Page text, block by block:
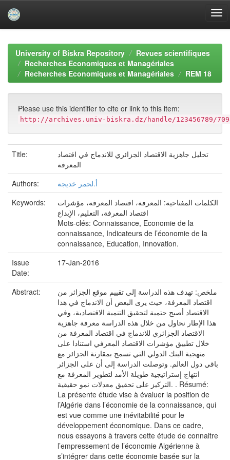
navigationUniversity of Biskra Repository
Revues scientifiques
Recherches Economiques et Managériales
Recherches Economiques et Managériales
REM 18
Please use this identifier to cite or link to this item:
http://archives.univ-biskra.dz/handle/123456789/
Title:
تحليل جاهزية الاقتصاد الجزائري للاندماج في اقتصاد
المعرفة
Authors:
أ.لحمر خديجة
Keywords:
الكلمات المفتاحية: المعرفة، اقتصاد المعرفة، مؤشرات
اقتصاد المعرفة، التعليم، الإبداع
Mots-clés: Connaissance, Economie de la
connaissance, Indicateurs de l’économie de la
connaissance, Education, Innovation.
Issue
Date:
17-Jan-2016
Abstract:
ملخص: تهدف هذه الدراسة إلى تقييم موقع الجزائر من
اقتصاد المعرفة، حيث يرى البعض أن الاندماج في هذا
الاقتصاد أصبح حتمية لتحقيق التنمية الاقتصادية، وفي
هذا الإطار نحاول من خلال هذه الدراسة معرفة جاهزية
الاقتصاد الجزائري للاندماج في اقتصاد المعرفة من
خلال تطبيق مؤشرات الاقتصاد المعرفي استنادا على
منهجية البنك الدولي التي تسمح بمقارنة الجزائر مع
باقي دول العالم. وتوصلت الدراسة إلى أن على الجزائر
انتهاج إستراتيجية طويلة الأمد لتطوير المعرفة مع
التركيز على تحقيق معدلات نمو حقيقية. . Résumé:
La présente étude vise à évaluer la position de
l’Algérie dans l’économie de la connaissance, qui
est vue comme une inévitabilité pour le
développement économique. Dans ce cadre,
nous essayons à travers cette étude de connaitre
l’empressement de l’économie Algérienne à
s’intégrer dans cette économie basée sur la